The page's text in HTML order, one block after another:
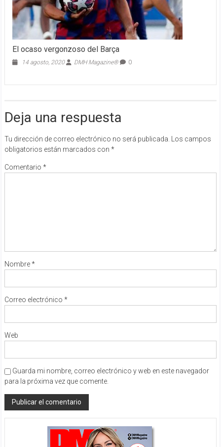
El ocaso vergonzoso del Barça
14 agosto, 2020 DMH Magazine® 0
Deja una respuesta
Tu dirección de correo electrónico no será publicada.
Los campos
obligatorios están marcados con *
Comentario *
Nombre*
Correo electrónico *
Web
Guarda mi nombre, correo electrónico y web en este navegador
para la próxima vez que comente.